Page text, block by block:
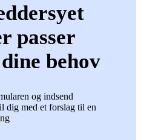
passer
behov
og indsend
dig med et forslag til en